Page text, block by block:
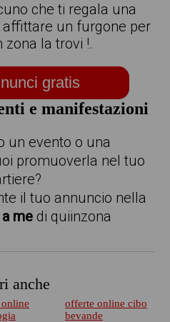
che ti regala una
un furgone per
la trovi !.
gratis
e manifestazioni
un evento o una
promuoverla nel tuo
il tuo annuncio nella
medi quiinzona
anche
offerte online cibo
bevande